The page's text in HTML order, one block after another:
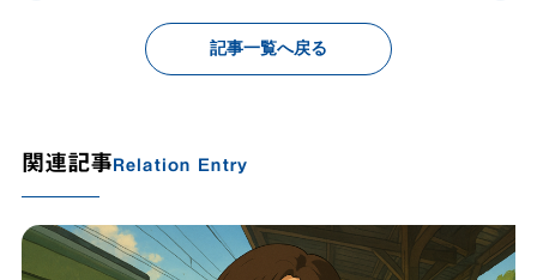
記事一覧へ戻る
関連記事Relation Entry